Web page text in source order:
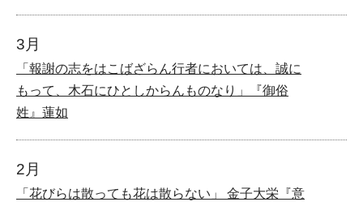
3月
「報謝の志をはこばざらん行者においては、誠に
もって、木石にひとしからんものなり」『御俗
姓』蓮如
2月
「花びらは散っても花は散らない」 金子大栄『意